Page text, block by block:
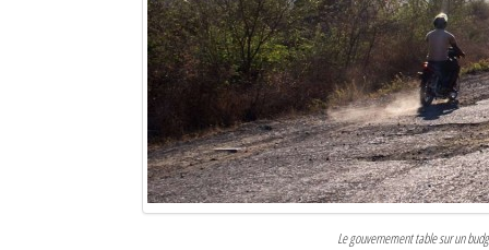
Le gouvernement table sur un